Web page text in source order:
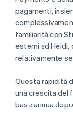
pagamenti,
familiarità con
esterni ad Heidi,
relativamente
Questa rapidità
una crescita del
base annua